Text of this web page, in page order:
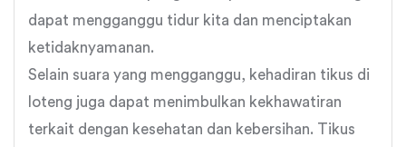
dapat mengganggu tidur kita dan menciptakan
ketidaknyamanan.
Selain suara yang mengganggu, kehadiran tikus di
loteng juga dapat menimbulkan kekhawatiran
terkait dengan kesehatan dan kebersihan. Tikus